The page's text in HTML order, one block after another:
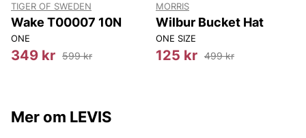
TIGER OF SWEDEN
Wake T00007 10N
ONE
349 kr 599 kr
MORRIS
Wilbur Bucket Hat
ONE SIZE
125 kr 499 kr
Mer om LEVIS